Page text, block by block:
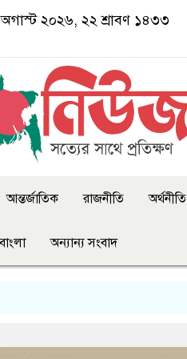
২০২৬, ২২ শ্রাবণ ১৪৩৩
আন্তর্জাতিক রাজনীতি অর্থনীতি
অন্যান্য সংবাদ